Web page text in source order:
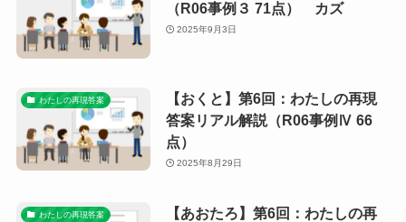
（R06事例３ 71点） カズ
2025年9月3日
わたしの再現答案
【おくと】第6回：わたしの再現
答案リアル解説（R06事例Ⅳ 66
点）
2025年8月29日
わたしの再現答案
【あおたろ】第6回：わたしの再